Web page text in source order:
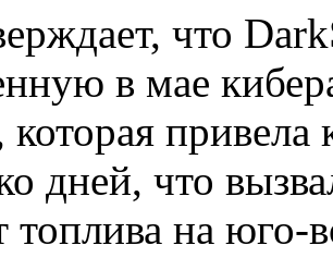
что
в мае
привела
дней, что
топлива на